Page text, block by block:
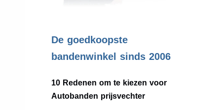
De goedkoopste
bandenwinkel sinds 2006
10 Redenen om te kiezen voor
Autobanden prijsvechter